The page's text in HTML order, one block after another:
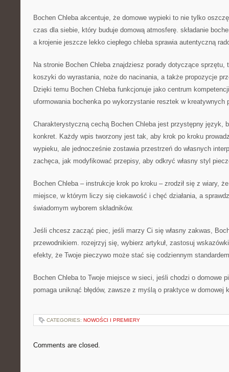
Bochen Chleba akcentuje, że domowe wypieki to nie tylko
czas dla siebie, który buduje domową atmosferę. składanie
a krojenie jeszcze lekko ciepłego chleba sprawia autentyczną
Na stronie Bochen Chleba znajdziesz porady dotyczące
koszyki do wyrastania, noże do nacinania, a także propozycje
Dzięki temu Bochen Chleba funkcjonuje jako centrum
uformowania bochenka po wykorzystanie resztek w kreatywnych
Charakterystyczną cechą Bochen Chleba jest przystępny język,
konkret. Każdy wpis tworzony jest tak, aby krok po kroku
wypieku, ale jednocześnie zostawia przestrzeń do własnych
zachęca, jak modyfikować przepisy, aby odkryć własny styl
Bochen Chleba – instrukcje krok po kroku – zrodził się z wiary,
miejsce, w którym liczy się ciekawość i chęć działania, a
świadomym wyborem składników.
Jeśli chcesz zacząć piec, jeśli marzy Ci się własny zakwas,
przewodnikiem. rozejrzyj się, wybierz artykuł, zastosuj
efekty, że Twoje pieczywo może stać się codziennym
Bochen Chleba to Twoje miejsce w sieci, jeśli chodzi o domowe
pomaga uniknąć błędów, zawsze z myślą o praktyce w domowej
CATEGORIES: NOWOŚCI I PREMIERY
Comments are closed.